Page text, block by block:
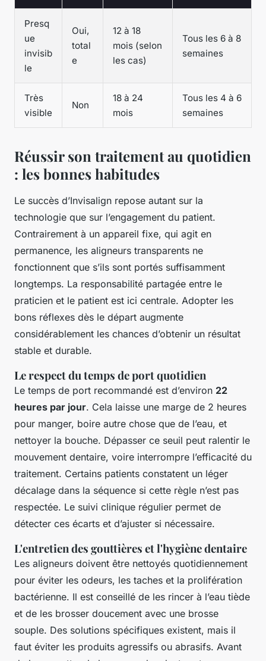
Presq
ue
invisib
le
Oui,
total
e
12 à 18
mois (selon
les cas)
Tous les 6 à 8
semaines
Très
visible
Non
18 à 24
mois
Tous les 4 à 6
semaines
Réussir son traitement au quotidien
: les bonnes habitudes
Le succès d’Invisalign repose autant sur la
technologie que sur l’engagement du patient.
Contrairement à un appareil fixe, qui agit en
permanence, les aligneurs transparents ne
fonctionnent que s’ils sont portés suffisamment
longtemps. La responsabilité partagée entre le
praticien et le patient est ici centrale. Adopter les
bons réflexes dès le départ augmente
considérablement les chances d’obtenir un résultat
stable et durable.
Le respect du temps de port quotidien
Le temps de port recommandé est d’environ 22
heures par jour. Cela laisse une marge de 2 heures
pour manger, boire autre chose que de l’eau, et
nettoyer la bouche. Dépasser ce seuil peut ralentir le
mouvement dentaire, voire interrompre l’efficacité du
traitement. Certains patients constatent un léger
décalage dans la séquence si cette règle n’est pas
respectée. Le suivi clinique régulier permet de
détecter ces écarts et d’ajuster si nécessaire.
L'entretien des gouttières et l'hygiène dentaire
Les aligneurs doivent être nettoyés quotidiennement
pour éviter les odeurs, les taches et la prolifération
bactérienne. Il est conseillé de les rincer à l’eau tiède
et de les brosser doucement avec une brosse
souple. Des solutions spécifiques existent, mais il
faut éviter les produits agressifs ou abrasifs. Avant